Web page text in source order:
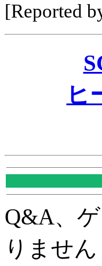
[Reported
ヒ
Q&A、
りません